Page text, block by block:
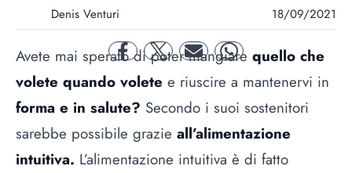
Denis Venturi 18/09/2021
facebooktwitter mail whatsapp
Avete mai sperato di poter mangiare quello che
volete quando volete e riuscire a mantenervi in
forma e in salute? Secondo i suoi sostenitori
sarebbe possibile grazie all’alimentazione
intuitiva. L’alimentazione intuitiva è di fatto